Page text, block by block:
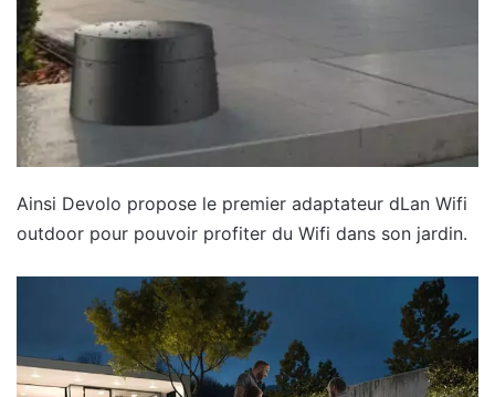
Ainsi Devolo propose le premier adaptateur dLan Wifi
outdoor pour pouvoir profiter du Wifi dans son jardin.